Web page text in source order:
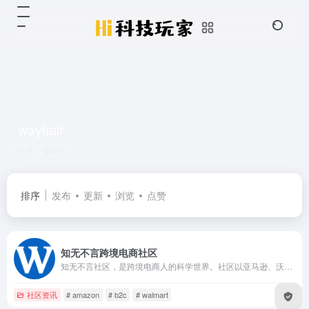
排序 发布 更新 浏览 点赞
知无不言跨境电商社区
社区资讯 # amazon # b2c # walmart